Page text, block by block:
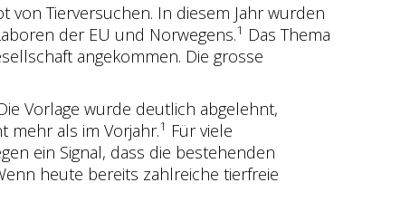
Tierversuchen. In diesem Jahr wurden
der EU und Norwegens.1 Das Thema
angekommen. Die grosse
Vorlage wurde deutlich abgelehnt,
mehr als im Vorjahr.1 Für viele
ein Signal, dass die bestehenden
heute bereits zahlreiche tierfreie